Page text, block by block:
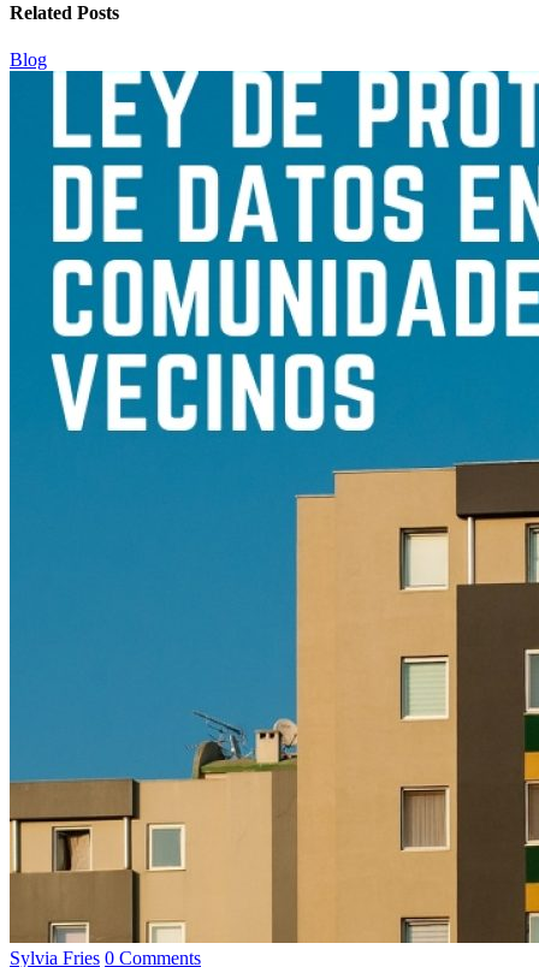
Related Posts
Blog
Sylvia Fries 0 Comments